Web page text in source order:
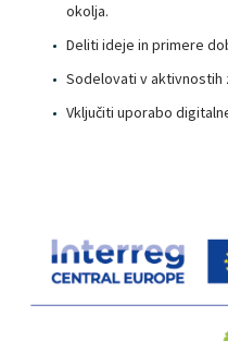
okolja.
Deliti ideje in primere
Sodelovati v aktivnostih
Vključiti uporabo